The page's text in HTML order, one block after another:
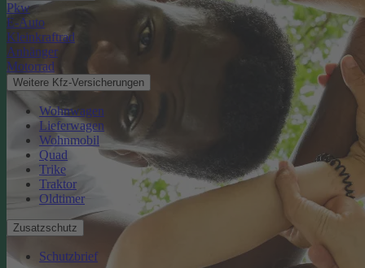
Pkw
E-Auto
Kleinkraftrad
Anhänger
Motorrad
Weitere Kfz-Versicherungen
Wohnwagen
Lieferwagen
Wohnmobil
Quad
Trike
Traktor
Oldtimer
Zusatzschutz
Schutzbrief